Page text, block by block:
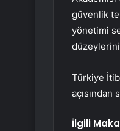
güvenlik
yönetimi
Türkiye
İlgili